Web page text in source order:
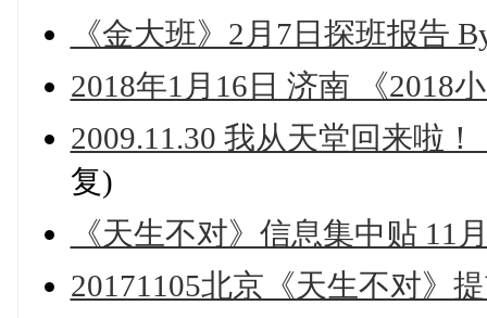
《金大班》2月7日探班报告
2018年1月16日 济南 《2018
2009.11.30 我从天堂回来啦
复)
《天生不对》信息集中贴 11
20171105北京《天生不对》